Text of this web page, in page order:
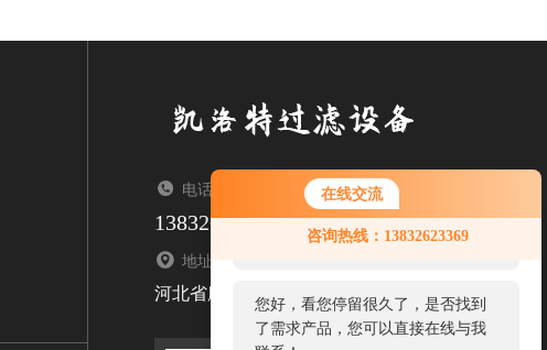
在线交流
咨询热线：13832623369
您好！欢迎前来咨询，很高兴为您
服务，请问您要咨询什么问题呢？
您好，看您停留很久了，是否找到
了需求产品，您可以直接在线与我
电话：TEL
13832623369
地址：ADDRESS
河北省廊坊市固安县牛驼镇